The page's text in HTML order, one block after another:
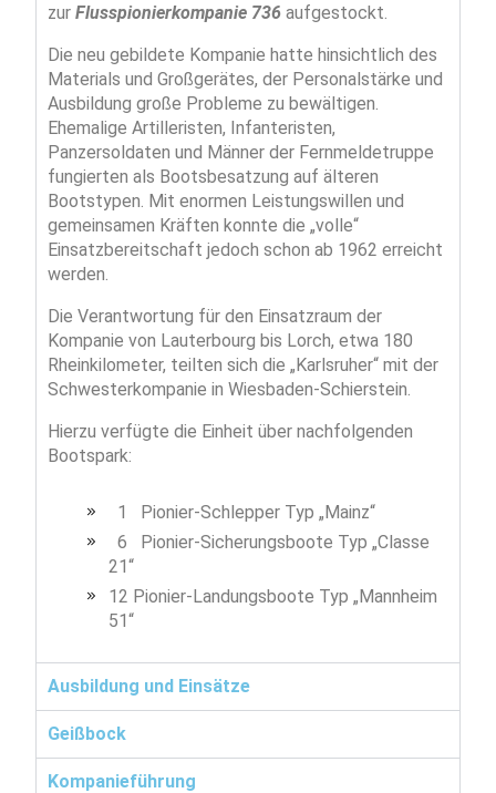
zurFlusspionierkompanie 736aufgestockt.
Die neu gebildete Kompanie hatte hinsichtlich des
Materials und Großgerätes, der Personalstärke und
Ausbildung große Probleme zu bewältigen.
Ehemalige Artilleristen, Infanteristen,
Panzersoldaten und Männer der Fernmeldetruppe
fungierten als Bootsbesatzung auf älteren
Bootstypen. Mit enormen Leistungswillen und
gemeinsamen Kräften konnte die „volle“
Einsatzbereitschaft jedoch schon ab 1962 erreicht
werden.
Die Verantwortung für den Einsatzraum der
Kompanie von Lauterbourg bis Lorch, etwa 180
Rheinkilometer, teilten sich die „Karlsruher“ mit der
Schwesterkompanie in Wiesbaden-Schierstein.
Hierzu verfügte die Einheit über nachfolgenden
Bootspark:
1 Pionier-Schlepper Typ „Mainz“
6 Pionier-Sicherungsboote Typ „Classe
21“
12 Pionier-Landungsboote Typ „Mannheim
51“
Ausbildung und Einsätze
Geißbock
Kompanieführung